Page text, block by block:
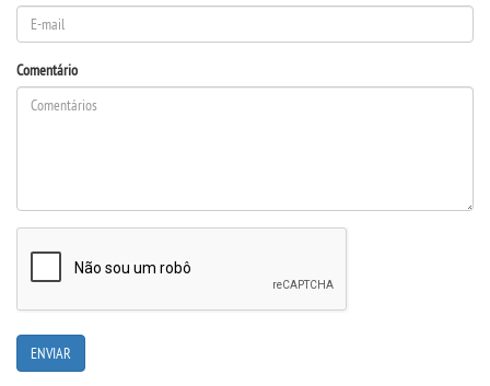
LOGIN
WEBMAIL
UNIESP
Comentário